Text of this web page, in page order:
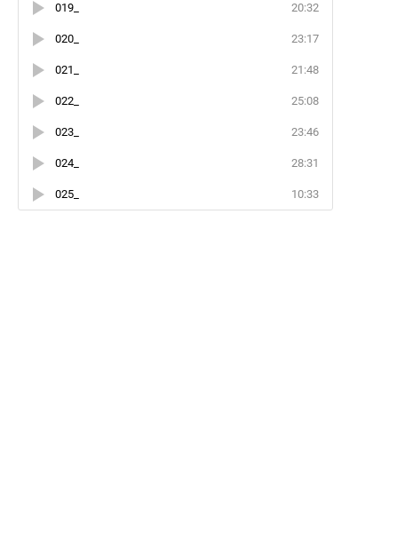
20:32
019_
23:17
020_
21:48
021_
25:08
022_
23:46
023_
28:31
024_
10:33
025_